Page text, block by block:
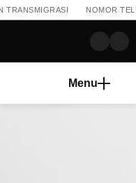
TRANSMIGRASI NOMOR
Menu